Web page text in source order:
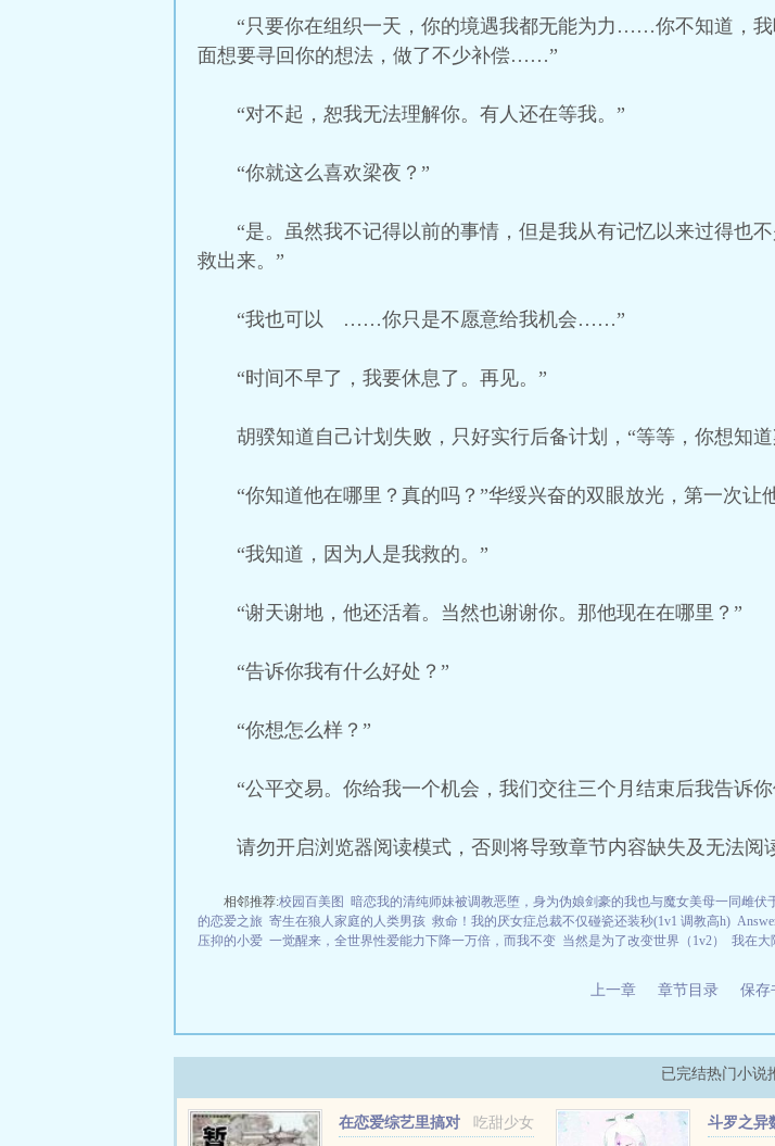
“只要你在组织一天，你的境遇我都无能为力……你不知道，
面想要寻回你的想法，做了不少补偿……”
“对不起，恕我无法理解你。有人还在等我。”
“你就这么喜欢梁夜？”
“是。虽然我不记得以前的事情，但是我从有记忆以来过得也
救出来。”
“我也可以 ……你只是不愿意给我机会……”
“时间不早了，我要休息了。再见。”
胡骙知道自己计划失败，只好实行后备计划，“等等，你想知
“你知道他在哪里？真的吗？”华绥兴奋的双眼放光，第一次让
“我知道，因为人是我救的。”
“谢天谢地，他还活着。当然也谢谢你。那他现在在哪里？”
“告诉你我有什么好处？”
“你想怎么样？”
“公平交易。你给我一个机会，我们交往三个月结束后我告诉
请勿开启浏览器阅读模式，否则将导致章节内容缺失及无法阅
相邻推荐:校园百美图 暗恋我的清纯师妹被调教恶堕，身为伪娘剑豪的我也与魔女美母一同雌伏
的恋爱之旅 寄生在狼人家庭的人类男孩 救命！我的厌女症总裁不仅碰瓷还装秒(1v1 调教高h)
压抑的小爱 一觉醒来，全世界性爱能力下降一万倍，而我不变 当然是为了改变世界（1v2） 我在大
上一章 章节目录 保存
已完结热门小说
吃甜少女
在恋爱综艺里搞对
斗罗之异